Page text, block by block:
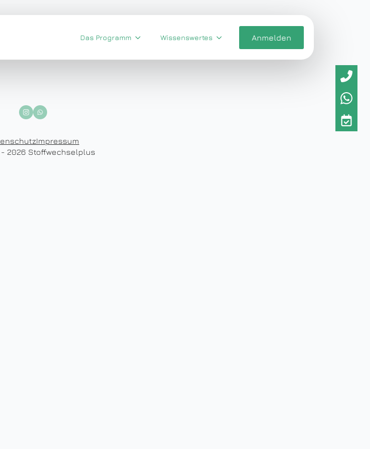
Das Programm Wissenswertes Anmelden
Impressum
2026 Stoffwechselplus